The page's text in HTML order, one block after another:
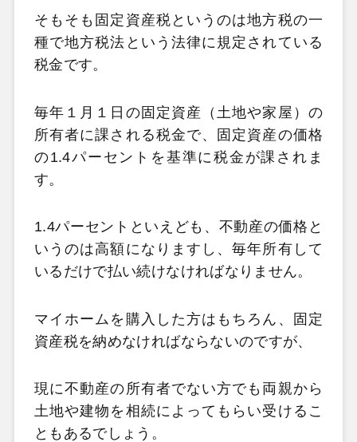
そもそも固定資産税というのは地方税の一
種で地方税法という法律に規定されている
税金です。
毎年１月１日の固定資産（土地や家屋）の
所有者に課される税金で、固定資産の価格
の1.4パーセントを基準に税金が課されま
す。
1.4パーセントといえども、不動産の価格と
いうのは高額になりますし、毎年所有して
いるだけで払い続けなければなりません。
マイホームを購入した方はもちろん、固定
資産税を納めなければならないのですが、
現に不動産の所有者でない方でも両親から
土地や建物を相続によってもらい受けるこ
ともあるでしょう。